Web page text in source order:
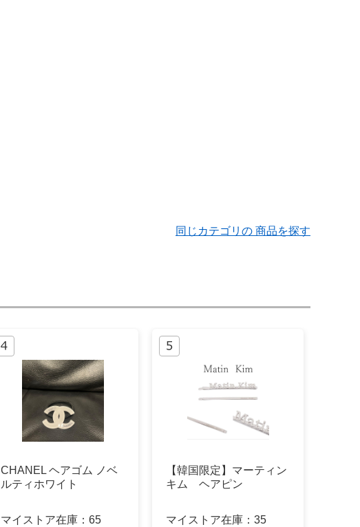
同じカテゴリの 商品を探す
CHANEL ヘアゴム ノベ
ルティホワイト
マイストア在庫： 65
【韓国限定】マーティン
キム ヘアピン
マイストア在庫： 35